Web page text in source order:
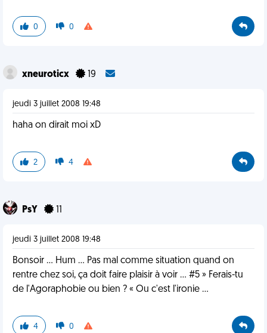
0 0
xneuroticx 19
jeudi 3 juillet 2008 19:48
haha on dirait moi xD
2 4
PsY
jeudi 3 juillet 2008 19:48
Bonsoir ... Hum ... Pas mal comme situation quand on
rentre chez soi, ça doit faire plaisir à voir ... #5 » Ferais-tu
de l'Agoraphobie ou bien ? « Ou c'est l'ironie ...
4 0